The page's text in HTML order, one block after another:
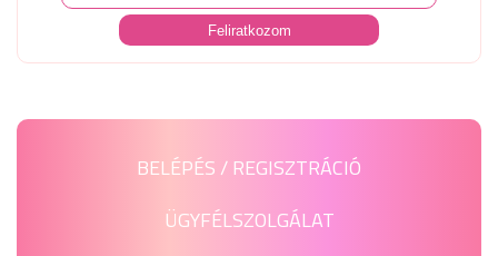
BELÉPÉS / REGISZTRÁCIÓ
ÜGYFÉLSZOLGÁLAT